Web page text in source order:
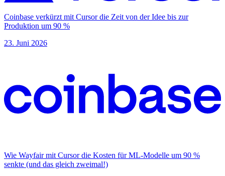
Coinbase verkürzt mit Cursor die Zeit von der Idee bis zur
Produktion um 90 %
23. Juni 2026
Wie Wayfair mit Cursor die Kosten für ML-Modelle um 90 %
senkte (und das gleich zweimal!)